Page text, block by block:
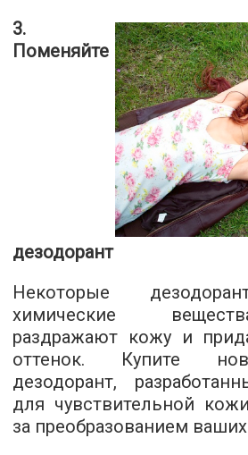
3.
Поменяйте
дезодорант
Некоторые
химические
раздражают кожу и
оттенок. Купите
дезодорант,
для чувствительной
за преобразованием